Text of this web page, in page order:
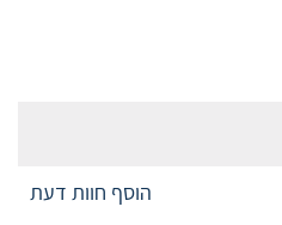
הוסף חוות דעת